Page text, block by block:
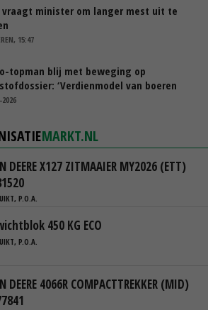
vraagt minister om langer mest uit te
15:47
topman blij met beweging op
‘Verdienmodel van boeren
2026
MARKT.NL
DEERE X127 ZITMAAIER MY2026 (ETT)
P.O.A.
450 KG ECO
P.O.A.
DEERE 4066R COMPACTTREKKER (MID)